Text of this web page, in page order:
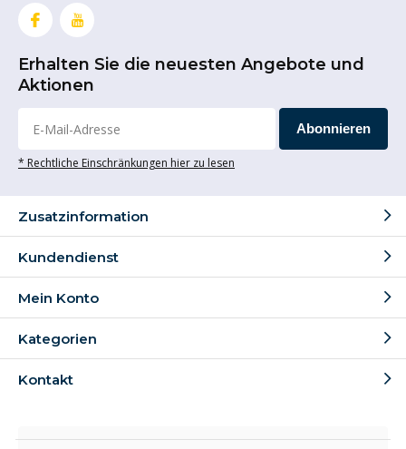
Erhalten Sie die neuesten Angebote und
Aktionen
Abonnieren
* Rechtliche Einschränkungen hier zu lesen
Zusatzinformation
Kundendienst
Mein Konto
Kategorien
Kontakt